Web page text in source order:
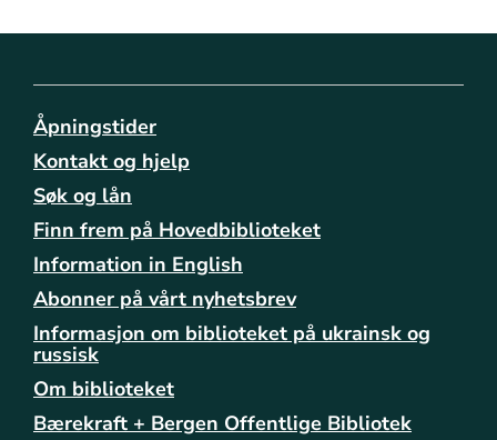
Åpningstider
Kontakt og hjelp
Søk og lån
Finn frem på Hovedbiblioteket
Information in English
Abonner på vårt nyhetsbrev
Informasjon om biblioteket på ukrainsk og
russisk
Om biblioteket
Bærekraft + Bergen Offentlige Bibliotek